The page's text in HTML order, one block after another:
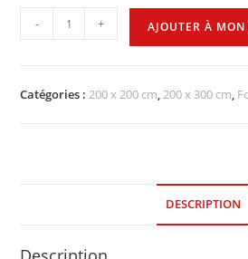
- + AJOUTER À MON
Catégories :200 x 200 cm,200 x 300 cm,
DESCRIPTION